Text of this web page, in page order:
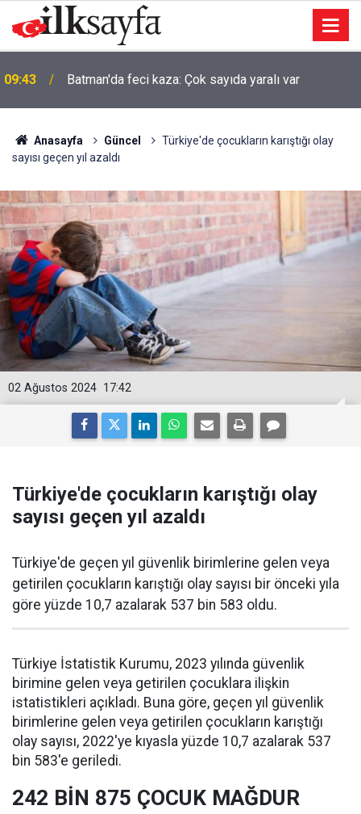
09:43 Batman'da feci kaza: Çok sayıda yaralı var
Anasayfa Güncel
Türkiye'de çocukların karıştığı olay
sayısı geçen yıl azaldı
17:42
02 Ağustos 2024
Türkiye'de çocukların karıştığı olay
sayısı geçen yıl azaldı
Türkiye'de geçen yıl güvenlik birimlerine gelen veya
getirilen çocukların karıştığı olay sayısı bir önceki yıla
göre yüzde 10,7 azalarak 537 bin 583 oldu.
Türkiye İstatistik Kurumu, 2023 yılında güvenlik
birimine gelen veya getirilen çocuklara ilişkin
istatistikleri açıkladı. Buna göre, geçen yıl güvenlik
birimlerine gelen veya getirilen çocukların karıştığı
olay sayısı, 2022'ye kıyasla yüzde 10,7 azalarak 537
bin 583'e geriledi.
242 BİN 875 ÇOCUK MAĞDUR